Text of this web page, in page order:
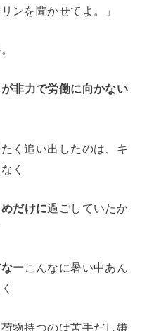
ンを聞かせてよ。」
非力で労働に向かない
く追い出したのは、キ
く
だけに過ごしていたか
ーこんなに暑い中あん
物持つのは苦手だし嫌